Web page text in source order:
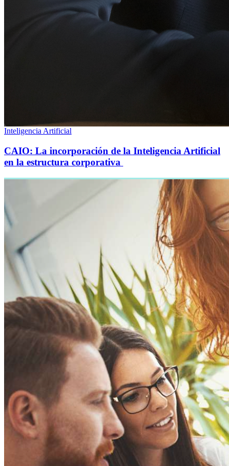
Inteligencia Artificial
CAIO: La incorporación de la Inteligencia Artificial
en la estructura corporativa